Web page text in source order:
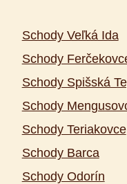
Schody Veľká Ida
Schody
Schody Spišská
Schody
Schody Teriakovce
Schody Barca
Schody Odorín